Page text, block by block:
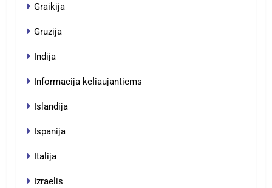
Graikija
Gruzija
Indija
Informacija keliaujantiems
Islandija
Ispanija
Italija
Izraelis